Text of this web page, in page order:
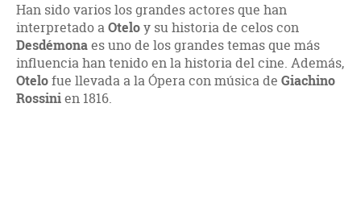
Han sido varios los grandes actores que han
interpretado aOteloy su historia de celos con
Desdémonaes uno de los grandes temas que más
influencia han tenido en la historia del cine. Además,
Otelofue llevada a la Ópera con música de Giachino
Rossinien 1816.